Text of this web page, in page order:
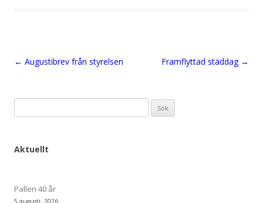
Inläggsnavigering
← Augustibrev från styrelsen Framflyttad städdag →
efter:
Aktuellt
Pallen 40 år